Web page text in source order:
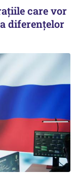
care vor
diferențelor